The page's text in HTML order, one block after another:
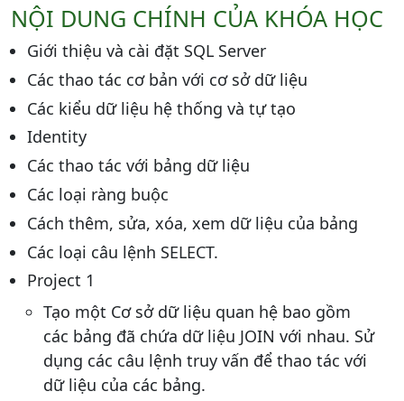
NỘI DUNG CHÍNH CỦA KHÓA HỌC
Giới thiệu và cài đặt SQL Server
Các thao tác cơ bản với cơ sở dữ liệu
Các kiểu dữ liệu hệ thống và tự tạo
Identity
Các thao tác với bảng dữ liệu
Các loại ràng buộc
Cách thêm, sửa, xóa, xem dữ liệu của bảng
Các loại câu lệnh SELECT.
Project 1
Tạo một Cơ sở dữ liệu quan hệ bao gồm
các bảng đã chứa dữ liệu JOIN với nhau. Sử
dụng các câu lệnh truy vấn để thao tác với
dữ liệu của các bảng.